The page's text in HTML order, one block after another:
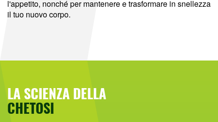
l'appetito, nonché per mantenere e trasformare in snellezza
il tuo nuovo corpo.
LA SCIENZA DELLA
CHETOSI